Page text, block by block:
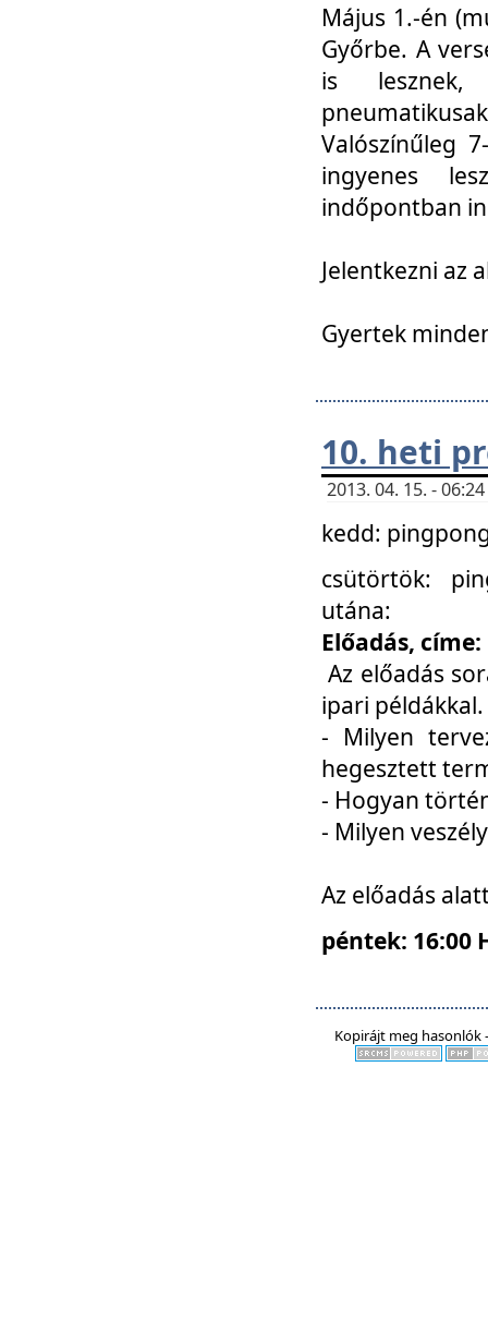
Május 1.-én
Győrbe. A
is lesznek,
Valószínűleg
ingyenes
indőpontban
Jelentkezni az
Gyertek
10. heti
2013. 04. 15. -
kedd:
csütörtök:
utána:
Előadás,
Az előadás
ipari
- Milyen
hegesztett
- Hogyan
- Milyen
Az előadás
péntek: 16:00
Kopirájt meg hasonlók